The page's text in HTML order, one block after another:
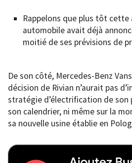
Rappelons que plus tôt
automobile avait déjà
moitié de ses prévisions de
De son côté, Mercedes-Benz
décision de Rivian n’aurait pas
stratégie d’électrification de son
son calendrier, ni même sur la
sa nouvelle usine établie en